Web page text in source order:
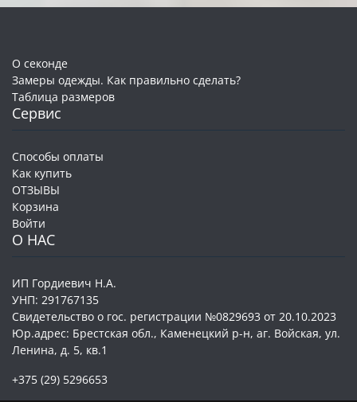
О секонде
Замеры одежды. Как правильно сделать?
Таблица размеров
Сервис
Способы оплаты
Как купить
ОТЗЫВЫ
Корзина
Войти
О НАС
ИП Гордиевич Н.А.
УНП: 291767135
Свидетельство о гос. регистрации №0829693 от 20.10.2023
Юр.адрес: Брестская обл., Каменецкий р-н, аг. Войская, ул.
Ленина, д. 5, кв.1
+375 (29) 5296653